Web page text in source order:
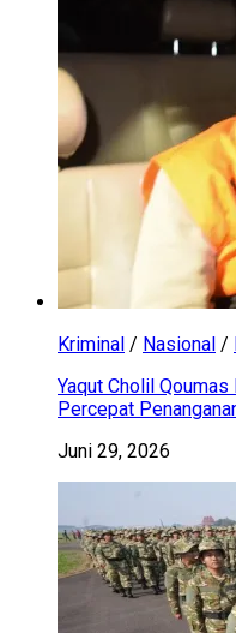
Kriminal / Nasional /
Yaqut Cholil
Percepat
Juni 29, 2026